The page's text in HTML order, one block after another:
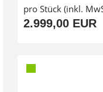
pro Stück (inkl.
2.999,00 EUR